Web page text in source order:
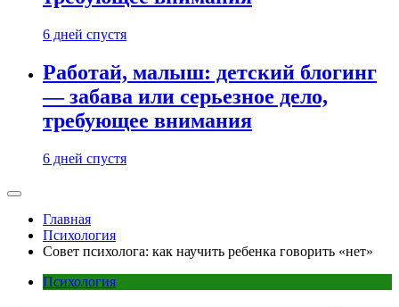
6 дней спустя
Работай, малыш: детский блогинг
— забава или серьезное дело,
требующее внимания
6 дней спустя
Главная
Психология
Совет психолога: как научить ребенка говорить «нет»
Психология